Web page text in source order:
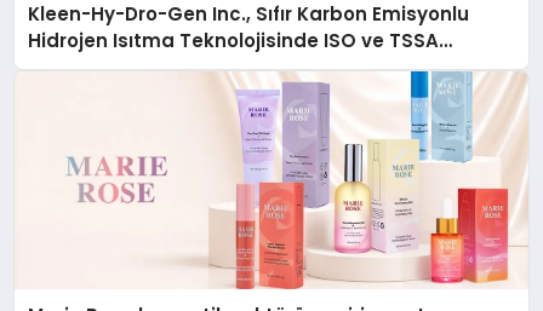
Kleen-Hy-Dro-Gen Inc., Sıfır Karbon Emisyonlu
Hidrojen Isıtma Teknolojisinde ISO ve TSSA
Düzenleyici Onaylarını Aldı